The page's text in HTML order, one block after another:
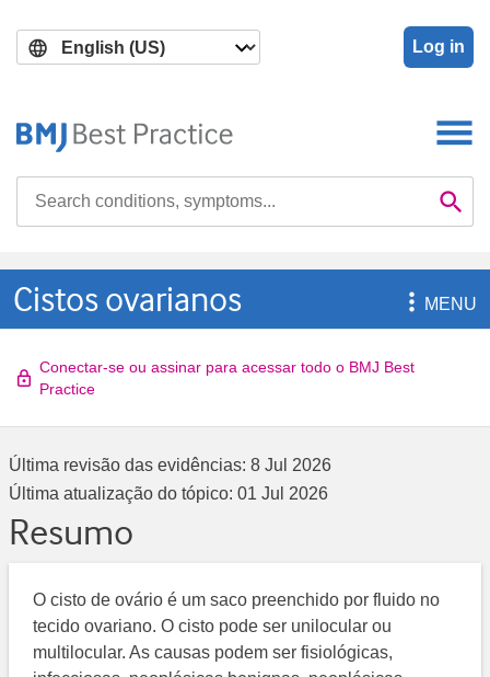
main
search
Log in

Cistos ovarianos MENU
Conectar-se ou assinar para acessar todo o BMJ Best
Practice
Última revisão das evidências: 8 Jul 2026
Última atualização do tópico: 01 Jul 2026
Resumo
O cisto de ovário é um saco preenchido por fluido no
tecido ovariano. O cisto pode ser unilocular ou
multilocular. As causas podem ser fisiológicas,